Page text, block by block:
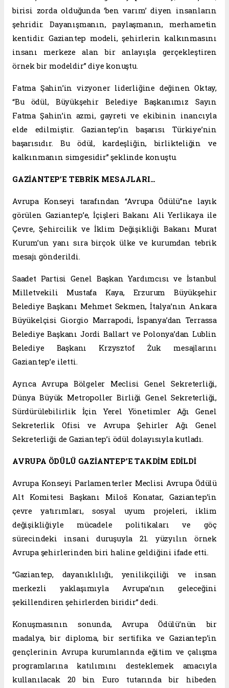
birisi zorda olduğunda ‘ben varım’ diyen insanların
şehridir. Dayanışmanın, paylaşmanın, merhametin
kentidir. Gaziantep modeli, şehirlerin kalkınmasını
insanı merkeze alan bir anlayışla gerçekleştiren
örnek bir modeldir” diye konuştu.
Fatma Şahin’in vizyoner liderliğine değinen Oktay,
“Bu ödül, Büyükşehir Belediye Başkanımız Sayın
Fatma Şahin’in azmi, gayreti ve ekibinin inancıyla
elde edilmiştir. Gaziantep’in başarısı Türkiye’nin
başarısıdır. Bu ödül, kardeşliğin, birlikteliğin ve
kalkınmanın simgesidir” şeklinde konuştu.
GAZİANTEP’E TEBRİK MESAJLARI…
Avrupa Konseyi tarafından “Avrupa Ödülü”ne layık
görülen Gaziantep’e, İçişleri Bakanı Ali Yerlikaya ile
Çevre, Şehircilik ve İklim Değişikliği Bakanı Murat
Kurum’un yanı sıra birçok ülke ve kurumdan tebrik
mesajı gönderildi.
Saadet Partisi Genel Başkan Yardımcısı ve İstanbul
Milletvekili Mustafa Kaya, Erzurum Büyükşehir
Belediye Başkanı Mehmet Sekmen, İtalya’nın Ankara
Büyükelçisi Giorgio Marrapodi, İspanya’dan Terrassa
Belediye Başkanı Jordi Ballart ve Polonya’dan Lublin
Belediye Başkanı Krzysztof Żuk mesajlarını
Gaziantep’e iletti.
Ayrıca Avrupa Bölgeler Meclisi Genel Sekreterliği,
Dünya Büyük Metropoller Birliği Genel Sekreterliği,
Sürdürülebilirlik İçin Yerel Yönetimler Ağı Genel
Sekreterlik Ofisi ve Avrupa Şehirler Ağı Genel
Sekreterliği de Gaziantep’i ödül dolayısıyla kutladı.
AVRUPA ÖDÜLÜ GAZİANTEP’E TAKDİM EDİLDİ
Avrupa Konseyi Parlamenterler Meclisi Avrupa Ödülü
Alt Komitesi Başkanı Miloš Konatar, Gaziantep’in
çevre yatırımları, sosyal uyum projeleri, iklim
değişikliğiyle mücadele politikaları ve göç
sürecindeki insani duruşuyla 21. yüzyılın örnek
Avrupa şehirlerinden biri haline geldiğini ifade etti.
“Gaziantep, dayanıklılığı, yenilikçiliği ve insan
merkezli yaklaşımıyla Avrupa’nın geleceğini
şekillendiren şehirlerden biridir” dedi.
Konuşmasının sonunda, Avrupa Ödülü’nün bir
madalya, bir diploma, bir sertifika ve Gaziantep’in
gençlerinin Avrupa kurumlarında eğitim ve çalışma
programlarına katılımını desteklemek amacıyla
kullanılacak 20 bin Euro tutarında bir hibeden